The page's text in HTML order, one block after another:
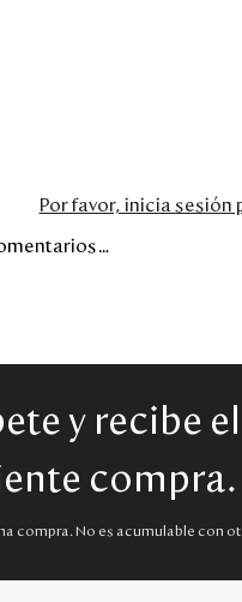
Por favor, inicia
y recibe
compra.
compra. No es acumulable con